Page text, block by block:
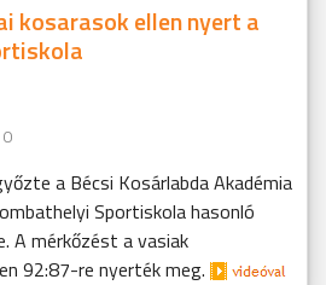
kosarasok ellen nyert a
a Bécsi Kosárlabda Akadémia
Sportiskola hasonló
A mérkőzést a vasiak
92:87-re nyerték meg.